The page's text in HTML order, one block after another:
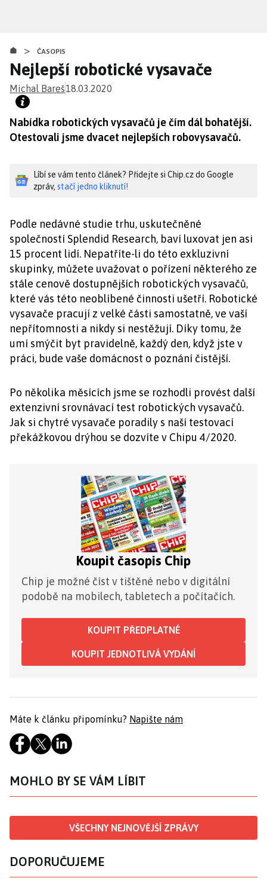
obsahu
> ČASOPIS
Nejlepší robotické vysavače
Michal Bareš18.03.2020
Nabídka robotických vysavačů je čím dál bohatější.
Otestovali jsme dvacet nejlepších robovysavačů.
Líbí se vám tento článek? Přidejte si Chip.cz do Google
zpráv, stačí jedno kliknutí!
Podle nedávné studie trhu, uskutečněné
společností Splendid Research, baví luxovat jen asi
15 procent lidí. Nepatříte-li do této exkluzivní
skupinky, můžete uvažovat o pořízení některého ze
stále cenově dostupnějších robotických vysavačů,
které vás této neoblíbené činnosti ušetří. Robotické
vysavače pracují z velké části samostatně, ve vaší
nepřítomnosti a nikdy si nestěžují. Díky tomu, že
umí smýčit byt pravidelně, každý den, když jste v
práci, bude vaše domácnost o poznání čistější.
Po několika měsících jsme se rozhodli provést další
extenzivní srovnávací test robotických vysavačů.
Jak si chytré vysavače poradily s naší testovací
překážkovou drýhou se dozvíte v Chipu 4/2020.
Koupit časopis Chip
Chip je možné číst v tištěné nebo v digitální
podobě na mobilech, tabletech a počítačích.
KOUPIT PŘEDPLATNÉ
KOUPIT JEDNOTLIVÁ VYDÁNÍ
Máte k článku připomínku? Napište nám
MOHLO BY SE VÁM LÍBIT
VŠECHNY NEJNOVĚJŠÍ ZPRÁVY
DOPORUČUJEME